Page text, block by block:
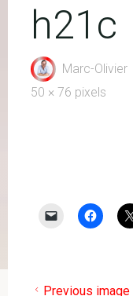
h21c
Marc-Olivier
Full
50 × 76 pixels
Previous image